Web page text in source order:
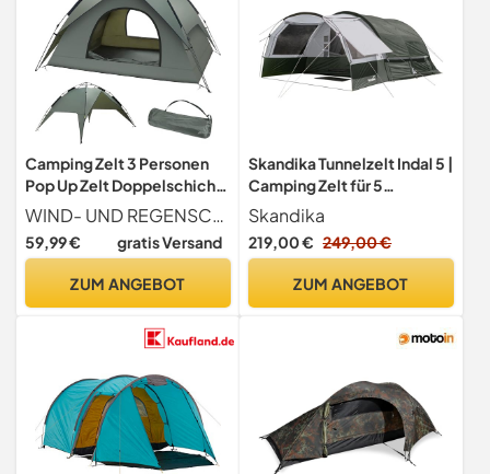
Camping Zelt 3 Personen
Pop Up Zelt Doppelschicht
Wasserdicht & Winddicht
Ultraleichte Kuppelzelt
Automatisches Sofortzelt,
Zeltplane für Trekking,
WIND- UND REGENSCHUTZ - Das Campingzelt ist aus 210T-Polyesterfaser (mit einem Wasserdichtigkeitsindex von bis zu 3.000 mm) gefertigt, die Nähte sind doppelt genäht und mit einer wasserabweisenden Nahtprägung versehen, um das Zelt vor Regen zu schützen. Das robuste Fiberglasgestänge und die winddichte Konstruktion sorgen dafür, dass das Zelt bei jedem Wetter stabil bleibt.
59,99 € gratis Versand
ZUM ANGEBOT
Skandika Tunnelzelt Indal 5 |
Camping Zelt für 5
Personen, Panoramadach,
mit Vordach, mit
eingenähtem Zeltboden,
Moskitonetz | Familienzelt,
Skandika
219,00 € 249,00 €
ZUM ANGEBOT